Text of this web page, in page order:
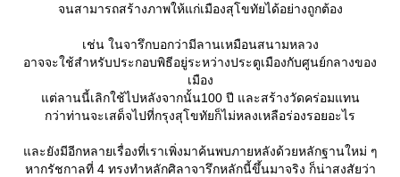
จนสามารถสร้างภาพให้แก่เมืองสุโขทัยได้อย่างถูกต้อง
เช่น ในจารึกบอกว่ามีลานเหมือนสนามหลวง
อาจจะใช้สำหรับประกอบพิธีอยู่ระหว่างประตูเมืองกับศูนย์กลางของ
เมือง
ต่ลานนี้เลิกใช้ไปหลังจากนั้น100 ปี และสร้างวัดคร่อมแทน
กว่าท่านจะเสด็จไปที่กรุงสุโขทัยก็ไม่หลงเหลือร่องรอยอะไร
ละยังมีอีกหลายเรื่องที่เราเพิ่งมาค้นพบภายหลังด้วยหลักฐานใหม่ ๆ
หากรัชกาลที่ 4 ทรงทำหลักศิลาจารึกหลักนี้ขึ้นมาจริง ก็น่าสงสัยว่า